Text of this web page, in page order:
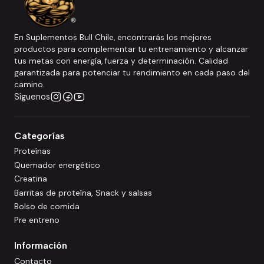
En Suplementos Bull Chile, encontrarás los mejores
productos para complementar tu entrenamiento y alcanzar
tus metas con energía, fuerza y determinación. Calidad
garantizada para potenciar tu rendimiento en cada paso del
camino.
Síguenos
Categorías
Proteínas
Quemador energético
Creatina
Barritas de proteína, Snack y salsas
Bolso de comida
Pre entreno
Información
Contacto